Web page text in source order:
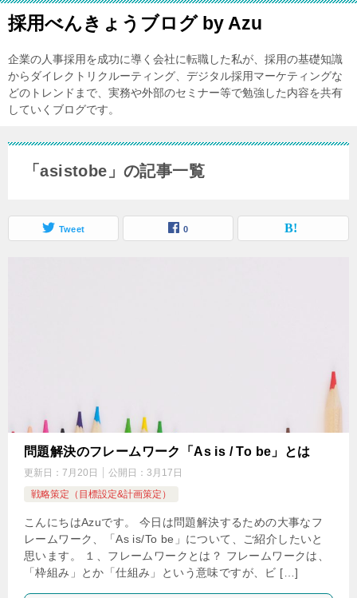
採用べんきょうブログ by Azu
企業の人事採用を成功に導く会社に転職した私が、採用の基礎知識
からダイレクトリクルーティング、デジタル採用マーケティングな
どのトレンドまで、実務や外部のセミナー等で勉強した内容を共有
していくブログです。
「asistobe」の記事一覧
Tweet 0
問題解決のフレームワーク「As is / To be」とは
更新日： 7月20日 公開日： 3月17日
戦略策定（目標設定&計画策定）
こんにちはAzuです。 今日は問題解決するための大事なフ
レームワーク、「As is/To be」について、ご紹介したいと
思います。 １、フレームワークとは？ フレームワークは、
「枠組み」とか「仕組み」という意味ですが、ビ […]